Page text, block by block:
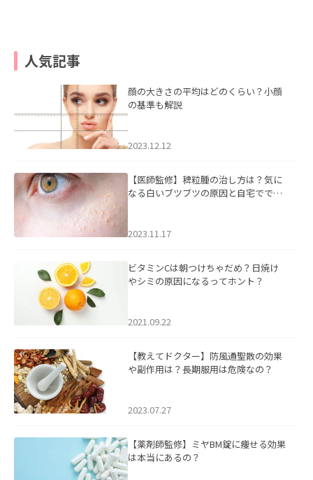
人気記事
顔の大きさの平均はどのくらい？小顔
の基準も解説
2023.12.12
【医師監修】稗粒腫の治し方は？気に
なる白いブツブツの原因と自宅ででき
2023.11.17
ビタミンCは朝つけちゃだめ？日焼け
やシミの原因になるってホント？
2021.09.22
【教えてドクター】防風通聖散の効果
や副作用は？長期服用は危険なの？
2023.07.27
【薬剤師監修】ミヤBM錠に痩せる効果
は本当にあるの？